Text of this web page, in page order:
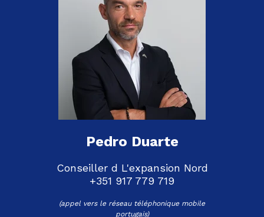
Pedro Duarte
Conseiller d L'expansion Nord
+351 917 779 719
(appel vers le réseau téléphonique mobile
portugais)